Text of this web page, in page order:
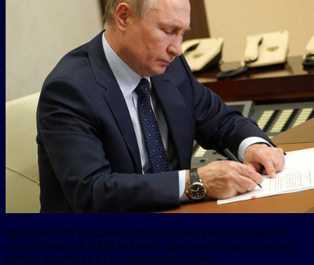
Президент РФ Владимир Путин наложил вето на закон об
ответственности СМИ за фейки. Документ теперь должнен
пройти доработку в Государственной думе.